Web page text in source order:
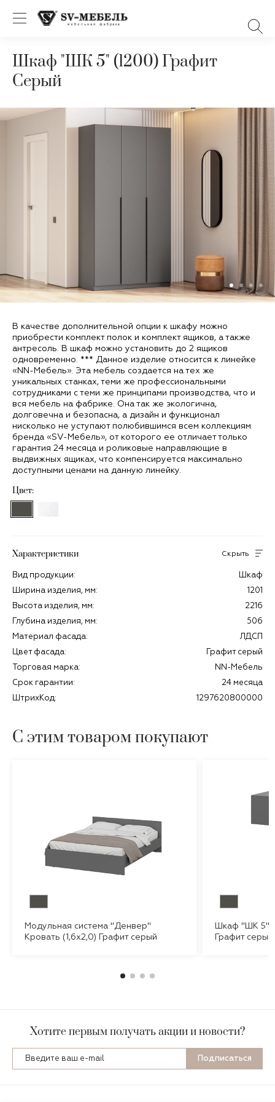
Шкаф "ШК 5" (1200) Графит
Серый
В качестве дополнительной опции к шкафу можно
приобрести комплект полок и комплект ящиков, а также
антресоль. В шкаф можно установить до 2 ящиков
одновременно. *** Данное изделие относится к линейке
«NN-Мебель». Эта мебель создается на тех же
уникальных станках, теми же профессиональными
сотрудниками с теми же принципами производства, что и
вся мебель на фабрике. Она так же экологична,
долговечна и безопасна, а дизайн и функционал
нисколько не уступают полюбившимся всем коллекциям
бренда «SV-Мебель», от которого ее отличает только
гарантия 24 месяца и роликовые направляющие в
выдвижных ящиках, что компенсируется максимально
доступными ценами на данную линейку.
Цвет:
Характеристики Скрыть
Вид продукции:
Шкаф
Ширина изделия, мм:
1201
Высота изделия, мм:
2216
Глубина изделия, мм:
506
Материал фасада:
ЛДСП
Цвет фасада:
Графит серый
Торговая марка:
NN-Мебель
Срок гарантии:
24 месяца
ШтрихКод:
1297620800000
С этим товаром покупают
Модульная система "Денвер"
Кровать (1,6х2,0) Графит серый
Шкаф "ШК 5"
Графит серый
Хотите первым получать акции и новости?
Подписаться